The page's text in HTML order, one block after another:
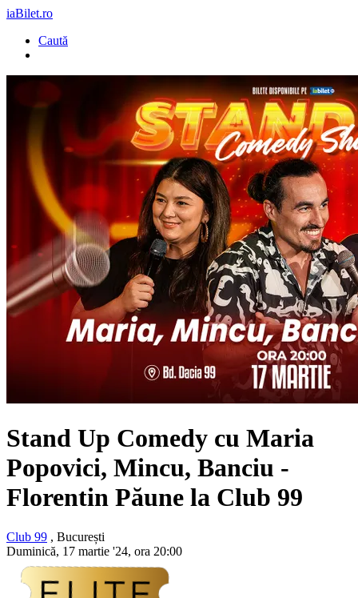
iaBilet.ro
Caută
Stand Up Comedy cu Maria
Popovici, Mincu, Banciu -
Florentin Păune la Club 99
Club 99 , București
Duminică, 17 martie '24, ora 20:00